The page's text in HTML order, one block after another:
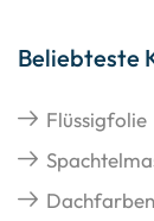
Beliebteste
Flüssigfolie
Dachfarben